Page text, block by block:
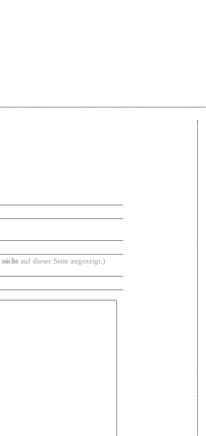
nicht auf dieser Seite angezeigt.)